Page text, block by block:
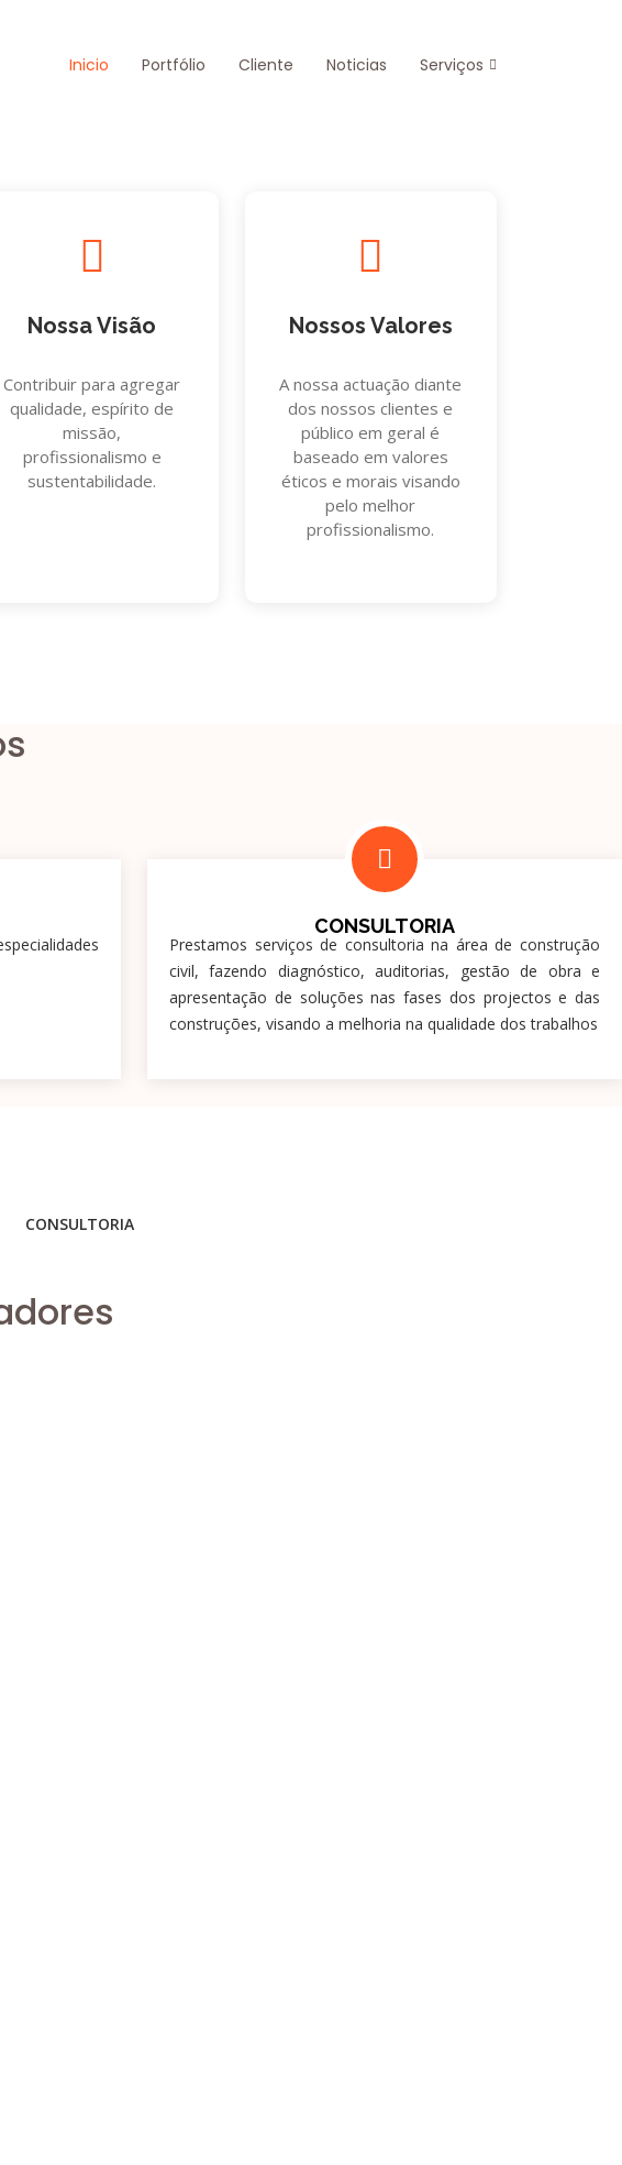
Inicio Portfólio Cliente Noticias Serviços
Nossa Visão
Contribuir para agregar
qualidade, espírito de
missão,
profissionalismo e
sustentabilidade.
Nossos Valores
A nossa actuação diante
dos nossos clientes e
público em geral é
baseado em valores
éticos e morais visando
pelo melhor
profissionalismo.
CONSULTORIA
Prestamos serviços de consultoria na área de construção
civil, fazendo diagnóstico, auditorias, gestão de obra e
apresentação de soluções nas fases dos projectos e das
construções, visando a melhoria na qualidade dos trabalhos
CONSULTORIA